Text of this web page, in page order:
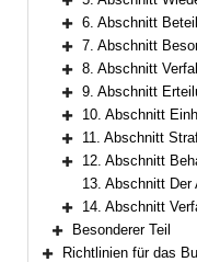
Bereich erweitern
Bereich erweitern
6. Abschnitt
Bereich erweitern
7. Abschnitt
Bereich erweitern
8. Abschnitt
Bereich erweitern
9. Abschnitt Erteilung von
Bereich erweitern
10. Abschnitt
Bereich erweitern
11. Abschnitt Strafsachen gegen Mitglieder des
Bereich erweitern
12. Abschnitt
13. Abschnitt
Bereich erweitern
14. Abschnitt Verfahren nach Feststellung
Bereich erweitern
Besonderer Teil
Richtlinien für das